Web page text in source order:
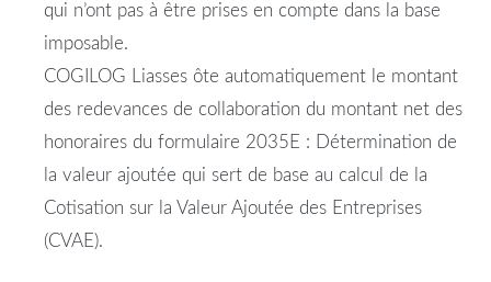
qui n’ont pas à être prises en compte dans la base
imposable.
COGILOG Liasses ôte automatiquement le montant
des redevances de collaboration du montant net des
honoraires du formulaire 2035E : Détermination de
la valeur ajoutée qui sert de base au calcul de la
Cotisation sur la Valeur Ajoutée des Entreprises
(CVAE).